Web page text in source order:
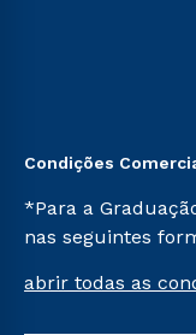
Condições
*Para a
nas seguintes
Já para as
abrir todas as